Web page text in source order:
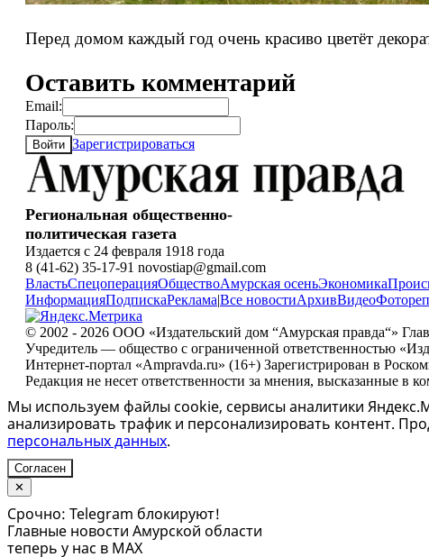
Перед домом каждый год очень красиво цветёт
Оставить комментарий
Email:
Пароль:
Войти Зарегистрироваться
Региональная общественно-
политическая газета
Издается с 24 февраля 1918 года
8 (41-62) 35-17-91 novostiap@gmail.com
ВластьСпецоперацияОбществоАмурская осеньЭкономика
ИнформацияПодпискаРеклама|Все новостиАрхивВидео
© 2002 - 2026 ООО «Издательский дом “Амурская правда“»
Учредитель — общество с ограниченной ответственностью
Интернет-портал «Ampravda.ru» (16+) Зарегистрирован в
Редакция не несет ответственности за мнения, высказанные в
Мы используем файлы cookie, сервисы аналитики
анализировать трафик и персонализировать контент.
персональных данных.
Согласен
✕
Срочно: Telegram блокируют!
Главные новости Амурской области
теперь у нас в MAX